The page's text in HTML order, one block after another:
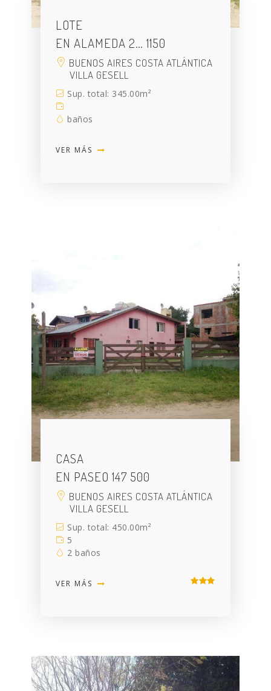
LOTE
EN ALAMEDA 2… 1150
BUENOS AIRES COSTA ATLÁNTICA
VILLA GESELL
Sup. total: 345.00m²
baños
VER MÁS
CASA
EN PASEO 147 500
BUENOS AIRES COSTA ATLÁNTICA
VILLA GESELL
Sup. total: 450.00m²
5
2 baños
VER MÁS